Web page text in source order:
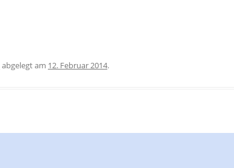
abgelegt am 12. Februar 2014.